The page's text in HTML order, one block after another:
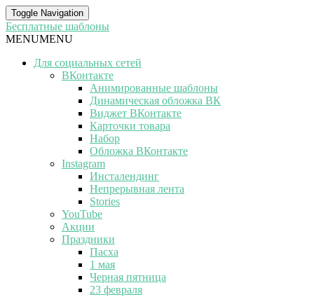
Toggle Navigation
Бесплатные шаблоны
MENUMENU
Для социальных сетей
ВКонтакте
Анимированные шаблоны
Динамическая обложка ВК
Виджет ВКонтакте
Карточки товара
Набор
Обложка ВКонтакте
Instagram
Инсталендинг
Непрерывная лента
Stories
YouTube
Акции
Праздники
Пасха
1 мая
Черная пятница
23 февраля